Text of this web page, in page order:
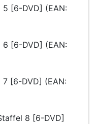
[6-DVD] (EAN:
[6-DVD] (EAN:
[6-DVD] (EAN:
8 [6-DVD]